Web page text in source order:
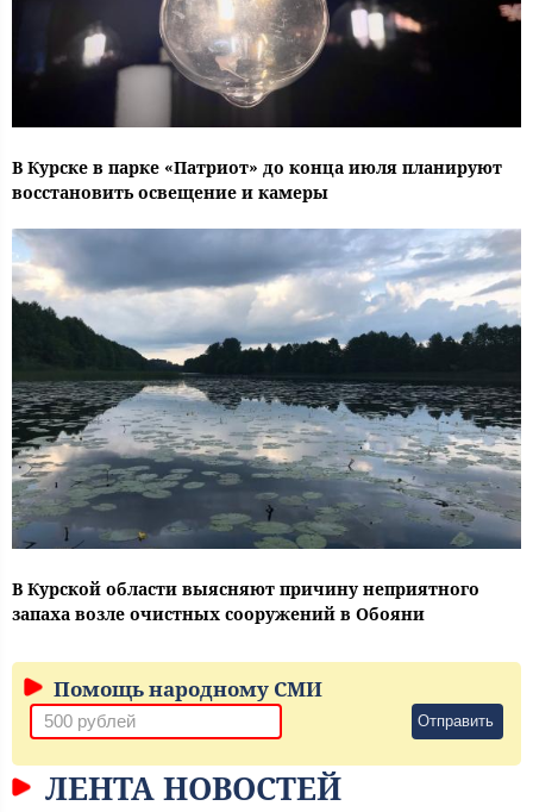
В Курске в парке «Патриот» до конца июля планируют
восстановить освещение и камеры
В Курской области выясняют причину неприятного
запаха возле очистных сооружений в Обояни
Помощь народному СМИ
Отправить
ЛЕНТА НОВОСТЕЙ